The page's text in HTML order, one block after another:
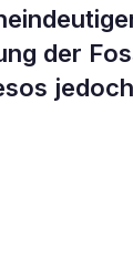
der